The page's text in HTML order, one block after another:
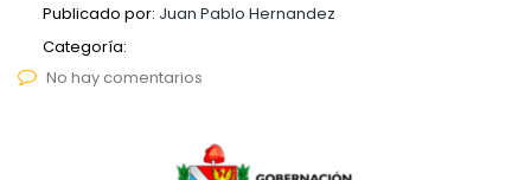
Publicado por: Juan Pablo Hernandez
Categoría:
No hay comentarios